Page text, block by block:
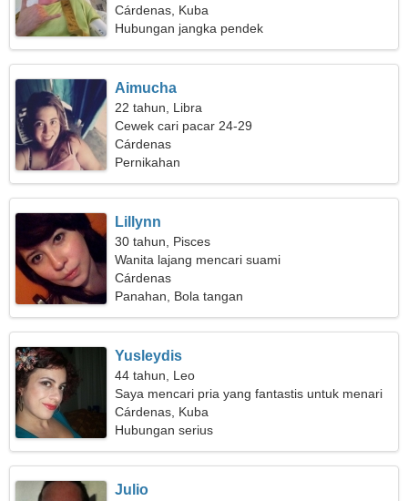
Cárdenas, Kuba
Hubungan jangka pendek
Aimucha
22 tahun, Libra
Cewek cari pacar 24-29
Cárdenas
Pernikahan
Lillynn
30 tahun, Pisces
Wanita lajang mencari suami
Cárdenas
Panahan, Bola tangan
Yusleydis
44 tahun, Leo
Saya mencari pria yang fantastis untuk menari
bersama
Cárdenas, Kuba
Hubungan serius
Julio